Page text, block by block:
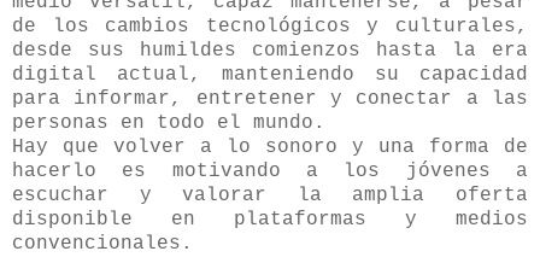
de los cambios tecnológicos y culturales,
desde sus humildes comienzos hasta la era
digital actual, manteniendo su capacidad
para informar, entretener y conectar a las
personas en todo el mundo.
Hay que volver a lo sonoro y una forma de
hacerlo es motivando a los jóvenes a
escuchar y valorar la amplia oferta
disponible en plataformas y medios
convencionales.